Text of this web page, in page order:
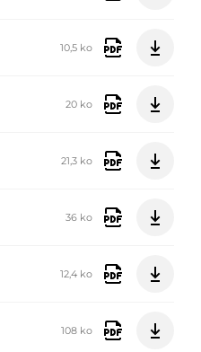
10,5 ko
20 ko
21,3 ko
36 ko
12,4 ko
108 ko